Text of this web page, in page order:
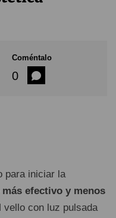
Coméntalo
0
para iniciar la
efectivo y menos
vello con luz pulsada